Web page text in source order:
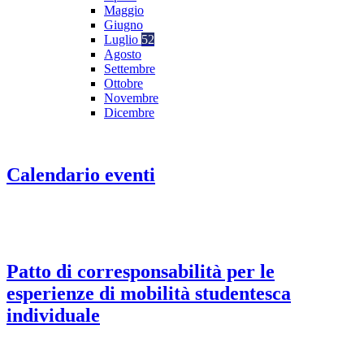
Maggio
Giugno
Luglio 52
Agosto
Settembre
Ottobre
Novembre
Dicembre
Calendario eventi
Patto di corresponsabilità per le
esperienze di mobilità studentesca
individuale